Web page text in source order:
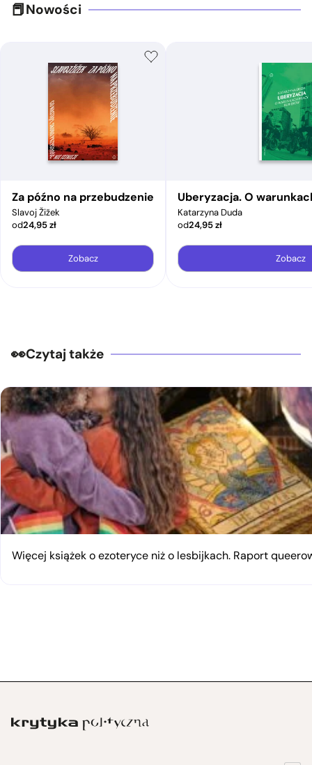
Nowości
Za późno na przebudzenie
Slavoj Žižek
od24,95zł
Zobacz
Uberyzacja. O
Katarzyna Duda
od24,95zł
Zobacz
Czytaj także
Więcej książek o ezoteryce niż o lesbijkach. Raport